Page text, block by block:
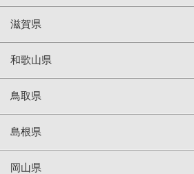
滋賀県
和歌山県
鳥取県
島根県
岡山県